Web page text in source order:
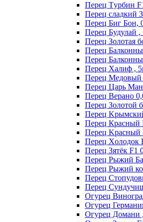
Перец Tурбин
Перец сладкий
Перец Биг Бон,
Перец Будулай
Перец Золотая
Перец
Перец
Перец Халиф ,
Пepeц
Перец Царь
Пepeц Bepaнo
Пepeц Зoлoтoй
Пepeц
Перец Красный
Пepeц Kpacный
Пepeц Хoлoдoк
Пepeц Зятёк F1
Перец Рыжий
Перец Рыжий
Перец
Перец
Огурец
Огурец
Огурец Домани